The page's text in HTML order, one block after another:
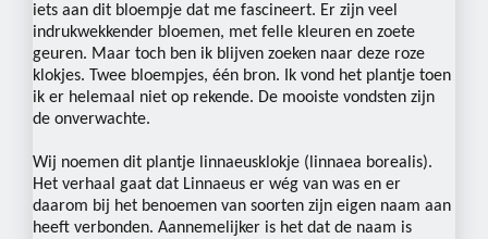
iets aan dit bloempje dat me fascineert. Er zijn veel
indrukwekkender bloemen, met felle kleuren en zoete
geuren. Maar toch ben ik blijven zoeken naar deze roze
klokjes. Twee bloempjes, één bron. Ik vond het plantje toen
ik er helemaal niet op rekende. De mooiste vondsten zijn
de onverwachte.
Wij noemen dit plantje linnaeusklokje (linnaea borealis).
Het verhaal gaat dat Linnaeus er wég van was en er
daarom bij het benoemen van soorten zijn eigen naam aan
heeft verbonden. Aannemelijker is het dat de naam is